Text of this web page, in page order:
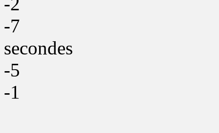
-7
secondes
-5
-1